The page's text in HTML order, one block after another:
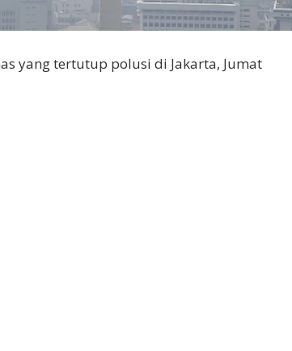
yang tertutup polusi di Jakarta, Jumat